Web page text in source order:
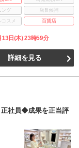
ング
店長候補
コスメ 百貨店
日(木) 23時59分
詳細を見る
正社員◆成果を正当評